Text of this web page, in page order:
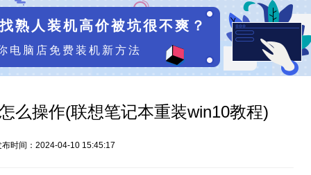
熟人装机高价被坑很不爽？
电脑店免费装机新方法
么操作(联想笔记本重装win10教程)
布时间：2024-04-10 15:45:17